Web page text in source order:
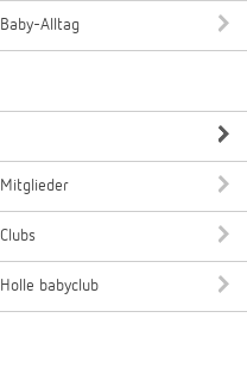
Baby-Alltag
Mitglieder
Clubs
Holle babyclub